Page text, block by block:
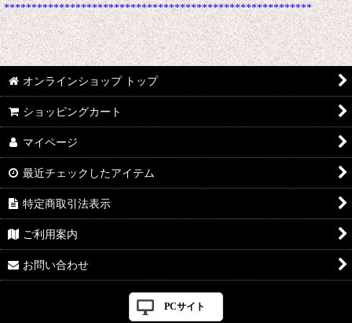
********************************************************
オンラインショップ トップ
ショッピングカート
マイページ
最近チェックしたアイテム
特定商取引法表示
ご利用案内
お問い合わせ
PCサイト